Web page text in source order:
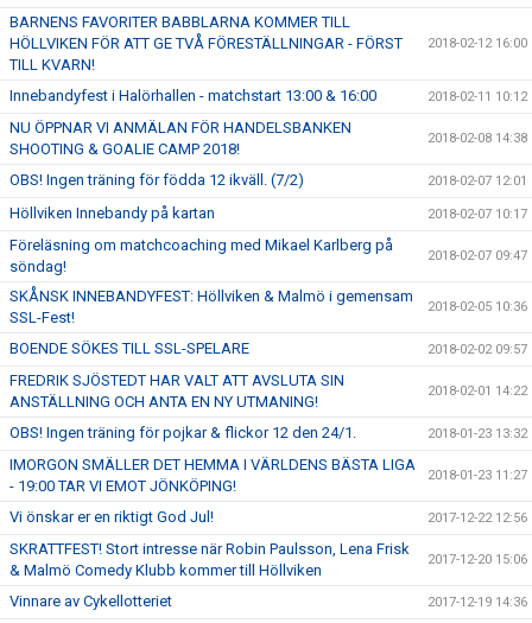
BARNENS FAVORITER BABBLARNA KOMMER TILL
HÖLLVIKEN FÖR ATT GE TVÅ FÖRESTÄLLNINGAR - FÖRST
TILL KVARN!
2018-02-12 16:00
Innebandyfest i Halörhallen - matchstart 13:00 & 16:00 2018-02-11 10:12
NU ÖPPNAR VI ANMÄLAN FÖR HANDELSBANKEN
SHOOTING & GOALIE CAMP 2018!
2018-02-08 14:38
OBS! Ingen träning för födda 12 ikväll. (7/2) 2018-02-07 12:01
Höllviken Innebandy på kartan 2018-02-07 10:17
Föreläsning om matchcoaching med Mikael Karlberg på
söndag!
2018-02-07 09:47
SKÅNSK INNEBANDYFEST: Höllviken & Malmö i gemensam
SSL-Fest!
2018-02-05 10:36
BOENDE SÖKES TILL SSL-SPELARE 2018-02-02 09:57
FREDRIK SJÖSTEDT HAR VALT ATT AVSLUTA SIN
ANSTÄLLNING OCH ANTA EN NY UTMANING!
2018-02-01 14:22
OBS! Ingen träning för pojkar & flickor 12 den 24/1. 2018-01-23 13:32
IMORGON SMÄLLER DET HEMMA I VÄRLDENS BÄSTA LIGA
- 19:00 TAR VI EMOT JÖNKÖPING!
2018-01-23 11:27
Vi önskar er en riktigt God Jul! 2017-12-22 12:56
SKRATTFEST! Stort intresse när Robin Paulsson, Lena Frisk
& Malmö Comedy Klubb kommer till Höllviken
2017-12-20 15:06
Vinnare av Cykellotteriet 2017-12-19 14:36